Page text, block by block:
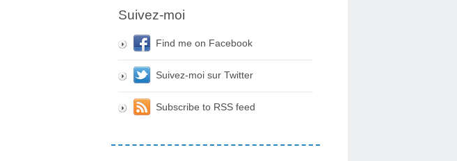
Suivez-moi
Find me on Facebook
Suivez-moi sur Twitter
Subscribe to RSS feed